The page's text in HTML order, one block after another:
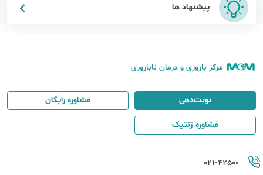
پیشنهاد ها
مرکز باروری و درمان ناباروری
021-42500
نوبت‌دهی مشاوره رایگان
مشاوره ژنتیک